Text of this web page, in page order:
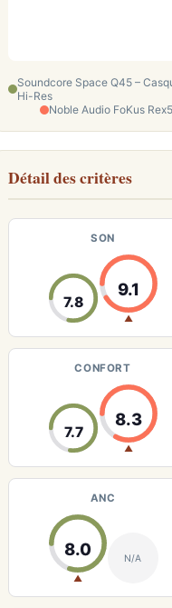
Soundcore Space Q45 –
Hi-Res
Noble Audio FoKus
Détail des critères
SON
7.8
9.1
▲
CONFORT
7.7
8.3
▲
ANC
8.0
▲
N/A